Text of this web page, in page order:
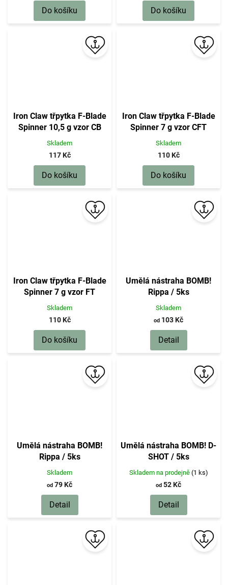
Do košíku Do košíku
Iron Claw třpytka F-Blade
Spinner 10,5 g vzor CB
Skladem
117 Kč
Do košíku
Iron Claw třpytka F-Blade
Spinner 7 g vzor CFT
Skladem
110 Kč
Do košíku
Iron Claw třpytka F-Blade
Spinner 7 g vzor FT
Skladem
110 Kč
Do košíku
Umělá nástraha BOMB!
Rippa / 5ks
Skladem
od 103 Kč
Detail
Umělá nástraha BOMB!
Rippa / 5ks
Skladem
od 79 Kč
Detail
Umělá nástraha BOMB! D-
SHOT / 5ks
Skladem na prodejně (1 ks)
od 52 Kč
Detail